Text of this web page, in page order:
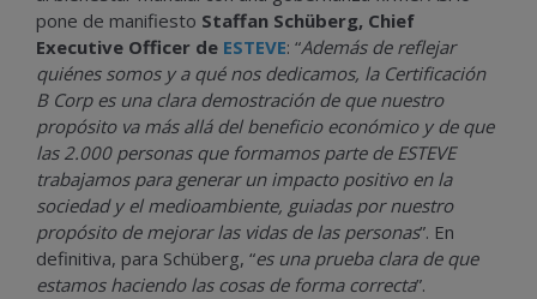
pone de manifiesto Staffan Schüberg, Chief
Executive Officer de ESTEVE: “Además de reflejar
quiénes somos y a qué nos dedicamos, la Certificación
B Corp es una clara demostración de que nuestro
propósito va más allá del beneficio económico y de que
las 2.000 personas que formamos parte de ESTEVE
trabajamos para generar un impacto positivo en la
sociedad y el medioambiente, guiadas por nuestro
propósito de mejorar las vidas de las personas”. En
definitiva, para Schüberg, “es una prueba clara de que
estamos haciendo las cosas de forma correcta”.